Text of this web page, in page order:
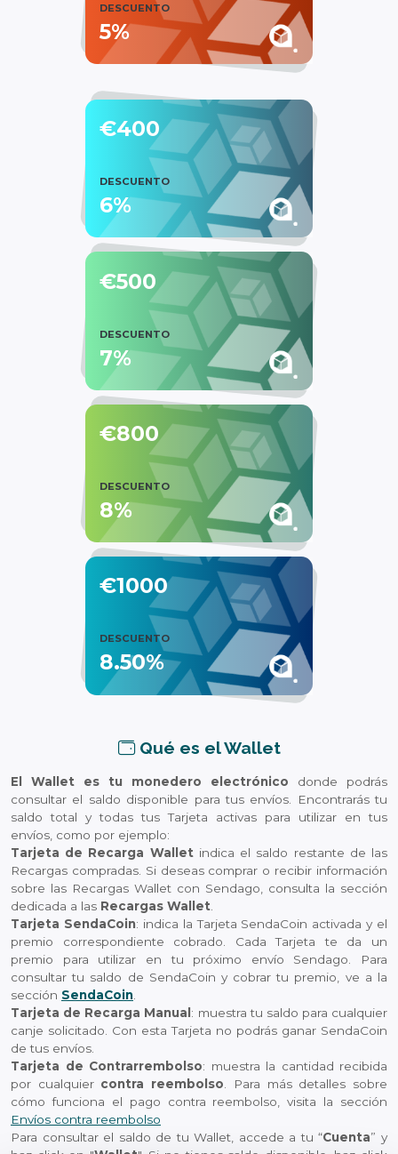
DESCUENTO
5%
€400
DESCUENTO
6%
€500
DESCUENTO
7%
€800
DESCUENTO
8%
€1000
DESCUENTO
8.50%
Qué es el Wallet
El Wallet es tu monedero electrónico donde podrás
consultar el saldo disponible para tus envíos. Encontrarás tu
saldo total y todas tus Tarjeta activas para utilizar en tus
envíos, como por ejemplo:
Tarjeta de Recarga Walletindica el saldo restante de las
Recargas compradas. Si deseas comprar o recibir información
sobre las Recargas Wallet con Sendago, consulta la sección
dedicada a las Recargas Wallet
Tarjeta SendaCoin: indica la Tarjeta SendaCoin activada y el
premio correspondiente cobrado. Cada Tarjeta te da un
premio para utilizar en tu próximo envío Sendago. Para
consultar tu saldo de SendaCoin y cobrar tu premio, ve a la
sección SendaCoin
Tarjeta de Recarga Manual: muestra tu saldo para cualquier
canje solicitado. Con esta Tarjeta no podrás ganar SendaCoin
de tus envíos.
Tarjeta de Contrarrembolso: muestra la cantidad recibida
por cualquier contra reembolso . Para más detalles sobre
cómo funciona el pago contra reembolso, visita la sección
Envíos contra reembolso
Para consultar el saldo de tu Wallet, accede a tu “Cuenta” y